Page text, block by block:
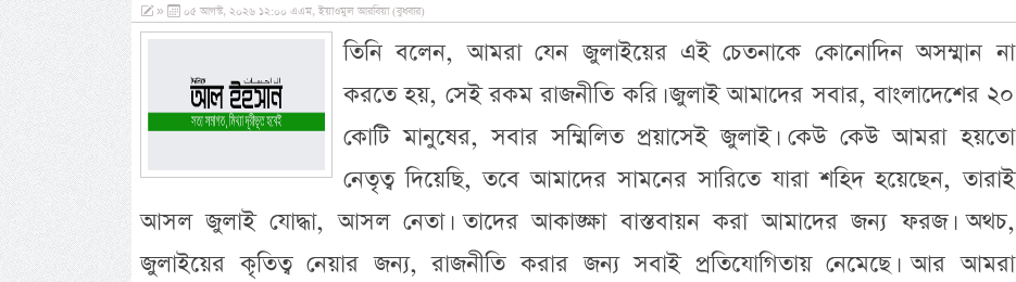
» ০৫ আগস্ট, ২০২৬ ১২:০০ এএম, ইয়াওমুল আরবিয়া (বুধবার)
তিনি বলেন, আমরা যেন জুলাইয়ের এই চেতনাকে কোনোদিন অসম্মান না
করতে হয়, সেই রকম রাজনীতি করি। জুলাই আমাদের সবার, বাংলাদেশের ২০
কোটি মানুষের, সবার সম্মিলিত প্রয়াসেই জুলাই। কেউ কেউ আমরা হয়তো
নেতৃত্ব দিয়েছি, তবে আমাদের সামনের সারিতে যারা শহিদ হয়েছেন, তারাই
আসল জুলাই যোদ্ধা, আসল নেতা। তাদের আকাঙ্ক্ষা বাস্তবায়ন করা আমাদের জন্য ফরজ। অথচ,
জুলাইয়ের কৃতিত্ব নেয়ার জন্য, রাজনীতি করার জন্য সবাই প্রতিযোগিতায় নেমেছে। আর আমরা